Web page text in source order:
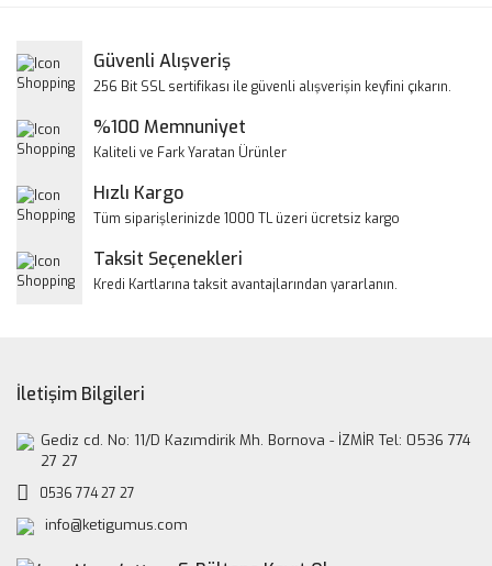
Yorum Yaz
Ürün resmi kalitesiz, bozuk veya görüntülenemiyor.
Ürün bilgilerinde hatalar bulunuyor.
Bu ürüne benzer farklı alternatifler olmalı.
Güvenli Alışveriş
256 Bit SSL sertifikası ile güvenli alışverişin keyfini çıkarın.
%100 Memnuniyet
Kaliteli ve Fark Yaratan Ürünler
Hızlı Kargo
Tüm siparişlerinizde 1000 TL üzeri ücretsiz kargo
Taksit Seçenekleri
Kredi Kartlarına taksit avantajlarından yararlanın.
İletişim Bilgileri
Gediz cd. No: 11/D Kazımdirik Mh. Bornova - İZMİR Tel: 0536 774
27 27
0536 774 27 27
info@ketigumus.com